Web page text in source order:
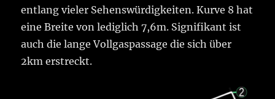
entlang vieler Sehenswürdigkeiten. Kurve 8 hat
eine Breite von lediglich 7,6m. Signifikant ist
auch die lange Vollgaspassage die sich über
2km erstreckt.